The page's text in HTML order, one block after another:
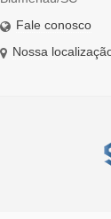
Fale conosco
Nossa